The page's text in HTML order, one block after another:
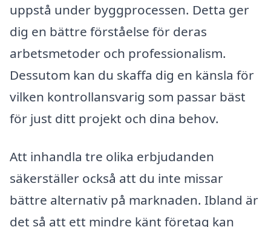
uppstå under byggprocessen. Detta ger
dig en bättre förståelse för deras
arbetsmetoder och professionalism.
Dessutom kan du skaffa dig en känsla för
vilken kontrollansvarig som passar bäst
för just ditt projekt och dina behov.
Att inhandla tre olika erbjudanden
säkerställer också att du inte missar
bättre alternativ på marknaden. Ibland är
det så att ett mindre känt företag kan